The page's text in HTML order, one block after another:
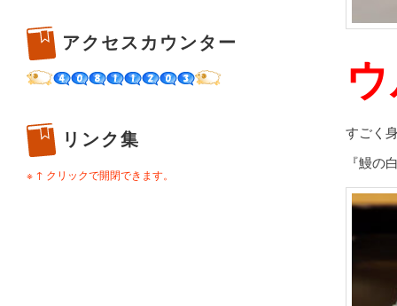
すごく
『鰻の
アクセスカウンター
リンク集
※ ↑ クリックで開閉できます。